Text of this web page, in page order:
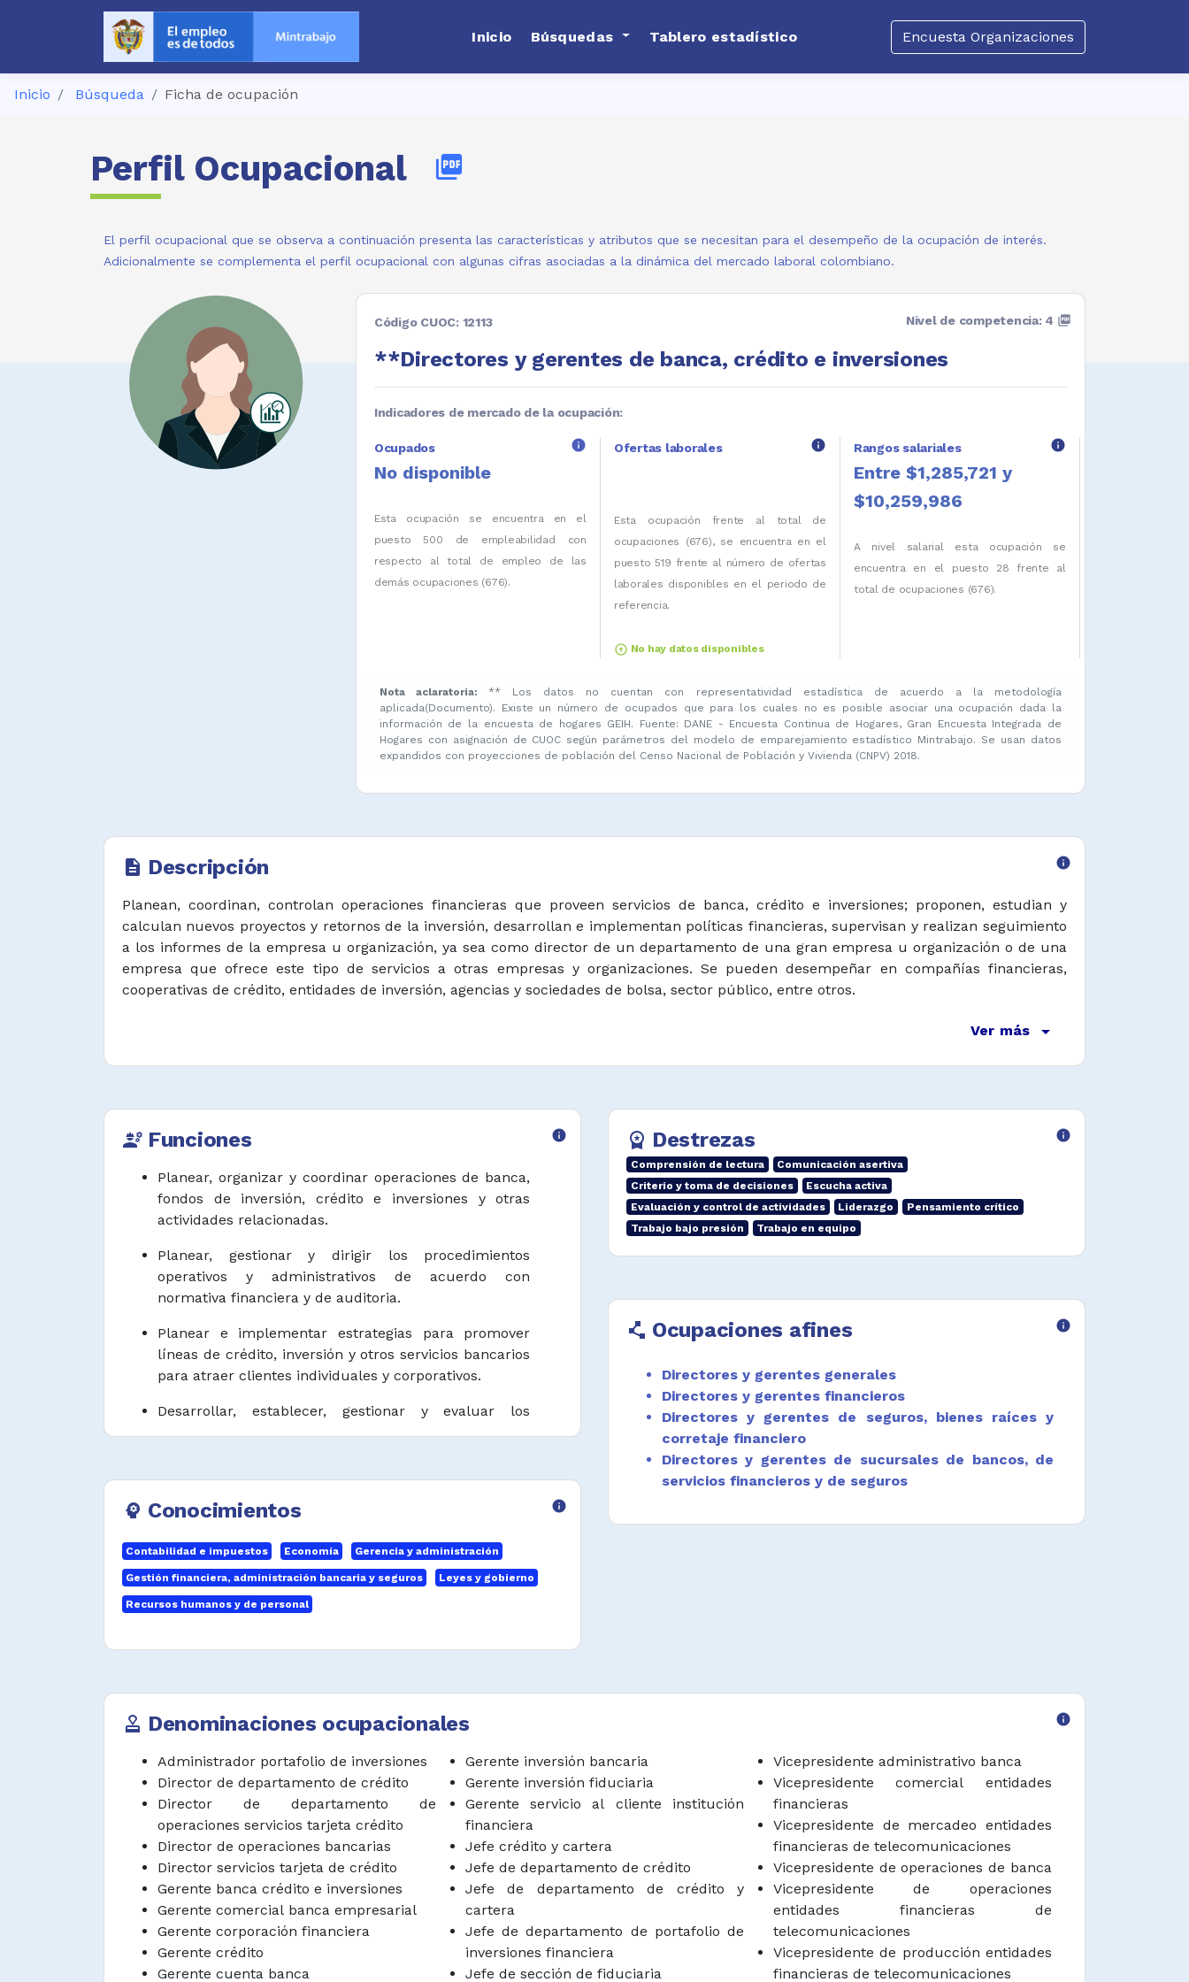
Inicio Búsquedas Tablero estadístico Encuesta Organizaciones
Inicio Búsqueda Ficha de ocupación
Perfil Ocupacional picture_as_pdf
El perfil ocupacional que se observa a continuación presenta las características y atributos que se necesitan para el desempeño de la ocupación de interés.
Adicionalmente se complementa el perfil ocupacional con algunas cifras asociadas a la dinámica del mercado laboral colombiano.
Código CUOC: 12113
**Directores y gerentes de banca, crédito e inversiones
Nivel de competencia: 4 picture_as_pdf
Indicadores de mercado de la ocupación:
Ocupados info
No disponible
Esta ocupación se encuentra en el
puesto 500 de empleabilidad con
respecto al total de empleo de las
demás ocupaciones (676).
Ofertas laborales info
Esta ocupación frente al total de
ocupaciones (676), se encuentra en el
puesto 519 frente al número de ofertas
laborales disponibles en el periodo de
referencia.
arrow_circle_up No hay datos disponibles
Rangos salariales info
Entre $1,285,721 y
$10,259,986
A nivel salarial esta ocupación se
encuentra en el puesto 28 frente al
total de ocupaciones (676).
Nota aclaratoria: ** Los datos no cuentan con representatividad estadística de acuerdo a la metodología
aplicada(Documento). Existe un número de ocupados que para los cuales no es posible asociar una ocupación dada la
información de la encuesta de hogares GEIH. Fuente: DANE - Encuesta Continua de Hogares, Gran Encuesta Integrada de
Hogares con asignación de CUOC según parámetros del modelo de emparejamiento estadístico Mintrabajo. Se usan datos
expandidos con proyecciones de población del Censo Nacional de Población y Vivienda (CNPV) 2018.
description Descripción info
Planean, coordinan, controlan operaciones financieras que proveen servicios de banca, crédito e inversiones; proponen, estudian y
calculan nuevos proyectos y retornos de la inversión, desarrollan e implementan políticas financieras, supervisan y realizan seguimiento
a los informes de la empresa u organización, ya sea como director de un departamento de una gran empresa u organización o de una
empresa que ofrece este tipo de servicios a otras empresas y organizaciones. Se pueden desempeñar en compañías financieras,
cooperativas de crédito, entidades de inversión, agencias y sociedades de bolsa, sector público, entre otros.
Ver más arrow_drop_down
engineering Funciones info
Planear, organizar y coordinar operaciones de banca,
fondos de inversión, crédito e inversiones y otras
actividades relacionadas.
Planear, gestionar y dirigir los procedimientos
operativos y administrativos de acuerdo con
normativa financiera y de auditoria.
Planear e implementar estrategias para promover
líneas de crédito, inversión y otros servicios bancarios
para atraer clientes individuales y corporativos.
Desarrollar, establecer, gestionar y evaluar los
presupuestos, situación financiera e informes,
Analizar, evaluar y supervisar informes financieros
Asegurar el cumplimiento de las políticas
comerciales y procedimientos de crédito,
administración de los negocios fiduciarios y de gestión
establecidas.
oportunidades de mejora y optimización los
acuerdo con procedimientos técnicos y normativa
financiera y de auditoria.
Planear, dirigir y supervisar la formación,
entrenamiento, rendimiento, selección y contratación
del personal de acuerdo con políticas y normativa de
la empresa o departamento.
Representar a la organización, departamento o
institución o delegar en representantes para que
actúe en nombre de ella en negociaciones,
psychology Conocimientos info
Contabilidad e impuestos Economía Gerencia y administración
Gestión financiera, administración bancaria y seguros Leyes y gobierno
Recursos humanos y de personal
workspace_premium Destrezas info
Comprensión de lectura
Comunicación asertiva
Criterio y toma de decisiones
Escucha activa
Evaluación y control de actividades
Liderazgo
Pensamiento crítico
Trabajo bajo presión
Trabajo en equipo
polyline Ocupaciones afines info
Directores y gerentes generales
Directores y gerentes financieros
Directores y gerentes de seguros, bienes raíces y
corretaje financiero
Directores y gerentes de sucursales de bancos, de
servicios financieros y de seguros
approval Denominaciones ocupacionales info
Administrador portafolio de inversiones
Director de departamento de crédito
Director de departamento de
operaciones servicios tarjeta crédito
Director de operaciones bancarias
Director servicios tarjeta de crédito
Gerente banca crédito e inversiones
Gerente comercial banca empresarial
Gerente corporación financiera
Gerente crédito
Gerente cuenta banca
Gerente inversión bancaria
Gerente inversión fiduciaria
Gerente servicio al cliente institución
financiera
Jefe crédito y cartera
Jefe de departamento de crédito
Jefe de departamento de crédito y
cartera
Jefe de departamento de portafolio de
inversiones financiera
Jefe de sección de fiduciaria
Vicepresidente administrativo banca
Vicepresidente comercial entidades
financieras
Vicepresidente de mercadeo entidades
financieras de telecomunicaciones
Vicepresidente de operaciones de banca
Vicepresidente de operaciones
entidades financieras de
telecomunicaciones
Vicepresidente de producción entidades
financieras de telecomunicaciones